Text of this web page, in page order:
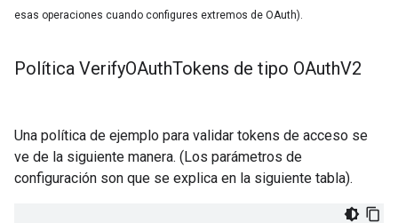
esas operaciones cuando configures extremos de OAuth).
Política VerifyOAuthTokens de tipo OAuthV2
Una política de ejemplo para validar tokens de acceso se
ve de la siguiente manera. (Los parámetros de
configuración son que se explica en la siguiente tabla).